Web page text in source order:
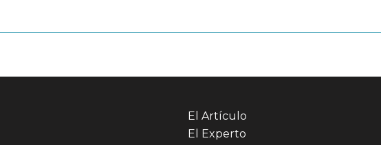
El Artículo
El Experto